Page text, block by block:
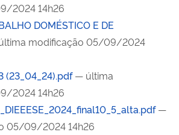
2024 14h26
DOMÉSTICO E DE
modificação 05/09/2024
(23_04_24).pdf — última
2024 14h26
—
05/09/2024 14h26